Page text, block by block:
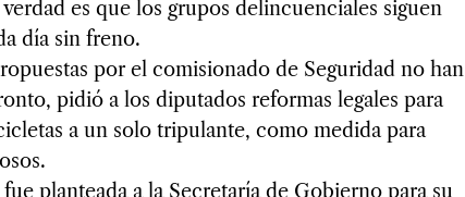
es que los grupos delincuenciales siguen
día sin freno.
por el comisionado de Seguridad no han
pidió a los diputados reformas legales para
a un solo tripulante, como medida para
planteada a la Secretaría de Gobierno para su